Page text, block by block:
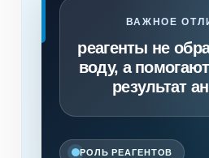
ВАЖНОЕ
реагенты не
воду, а
результат
РОЛЬ РЕАГЕНТОВ